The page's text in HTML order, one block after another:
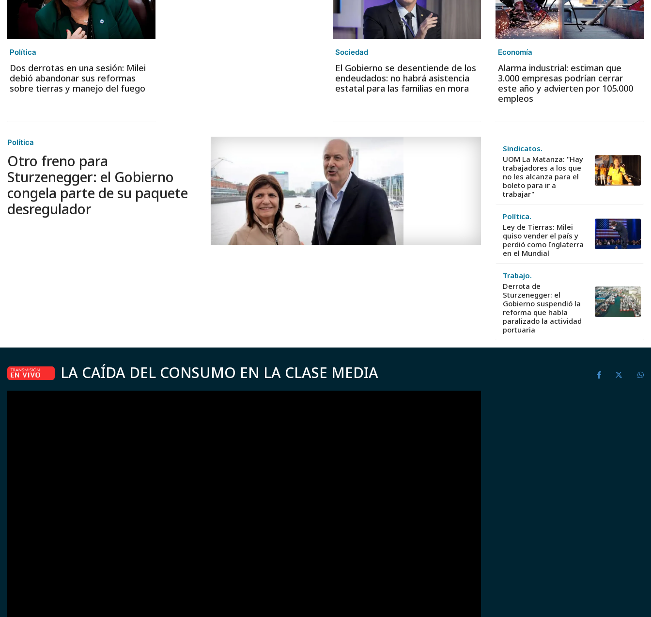
Política
Dos derrotas en una sesión: Milei
debió abandonar sus reformas
sobre tierras y manejo del fuego
Sociedad
El Gobierno se desentiende de los
endeudados: no habrá asistencia
estatal para las familias en mora
Economía
Alarma industrial: estiman que
3.000 empresas podrían cerrar
este año y advierten por 105.000
empleos
Política
Otro freno para
Sturzenegger: el Gobierno
congela parte de su paquete
desregulador
Sindicatos.
UOM La Matanza: "Hay
trabajadores a los que
no les alcanza para el
boleto para ir a
trabajar"
Política.
Ley de Tierras: Milei
quiso vender el país y
perdió como Inglaterra
en el Mundial
Trabajo.
Derrota de
Sturzenegger: el
Gobierno suspendió la
reforma que había
paralizado la actividad
portuaria
LA CAÍDA DEL CONSUMO EN LA CLASE MEDIA